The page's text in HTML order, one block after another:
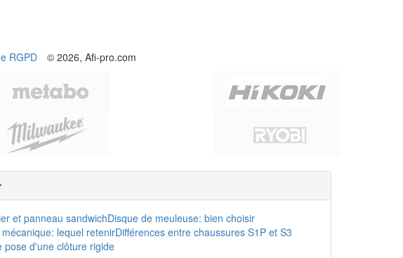
RGPD © 2026, Afi-pro.com
et panneau sandwichDisque de meuleuse: bien choisir
lequel retenirDifférences entre chaussures S1P et S3
pose d'une clôture rigide